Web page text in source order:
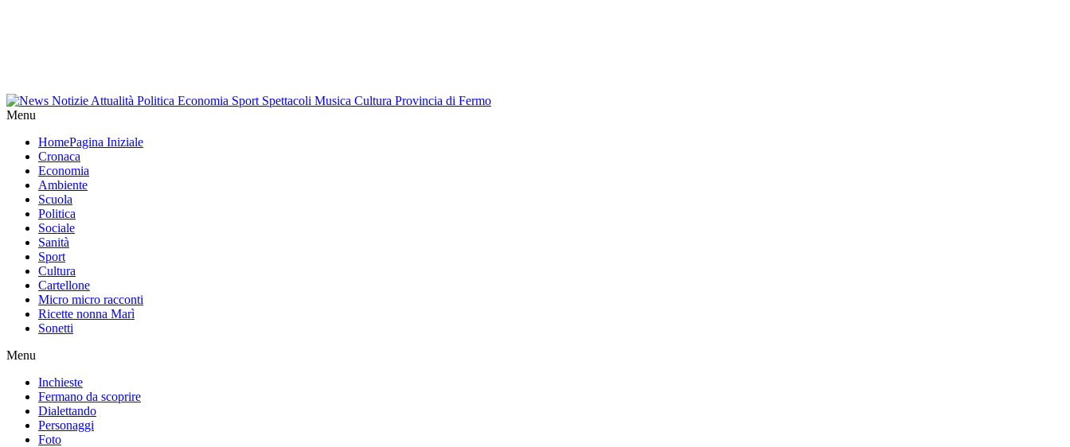
Menu
HomePagina Iniziale
Cronaca
Economia
Ambiente
Scuola
Politica
Sociale
Sanità
Sport
Cultura
Cartellone
Micro micro racconti
Ricette nonna Marì
Sonetti
Menu
Inchieste
Fermano da scoprire
Dialettando
Personaggi
Foto